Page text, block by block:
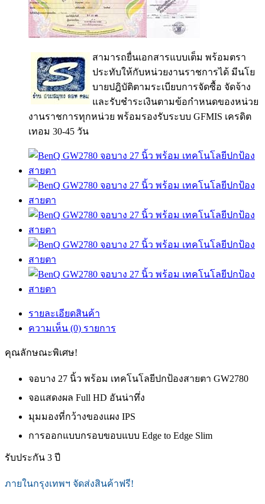
สามารถยื่นเอกสารแบบเต็ม พร้อมตรา
ประทับให้กับหน่วยงานราชการได้ มีนโย
บายปฎิบัติตามระเบียบการจัดซื้อ จัดจ้าง
และรับชำระเงินตามข้อกำหนดของหน่วย
งานราชการทุกหน่วย พร้อมรองรับระบบ GFMIS เครดิต
เทอม 30-45 วัน
รายละเอียดสินค้า
ความเห็น (0) รายการ
คุณลักษณะพิเศษ!
จอบาง 27 นิ้ว พร้อม เทคโนโลยีปกป้องสายตา GW2780
จอแสดงผล Full HD อันน่าทึ่ง
มุมมองที่กว้างของแผง IPS
การออกแบบกรอบขอบแบบ Edge to Edge Slim
รับประกัน 3 ปี
ภายในกรุงเทพฯ จัดส่งสินค้าฟรี!